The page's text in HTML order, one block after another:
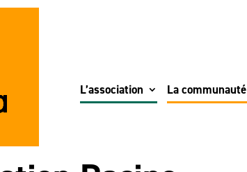
L’association La communauté